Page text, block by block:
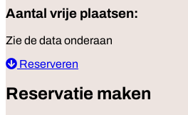
Aantal vrije plaatsen:
Zie de data onderaan
Reserveren
Reservatie maken